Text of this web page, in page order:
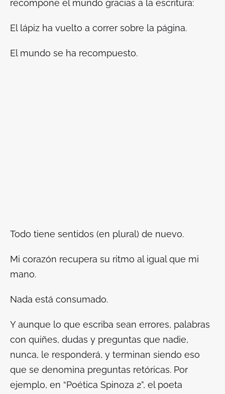
recompone el mundo gracias a la escritura:
El lápiz ha vuelto a correr sobre la página.
El mundo se ha recompuesto.
Todo tiene sentidos (en plural) de nuevo.
Mi corazón recupera su ritmo al igual que mi
mano.
Nada está consumado.
Y aunque lo que escriba sean errores, palabras
con quiñes, dudas y preguntas que nadie,
nunca, le responderá, y terminan siendo eso
que se denomina preguntas retóricas. Por
ejemplo, en “Poética Spinoza 2”, el poeta